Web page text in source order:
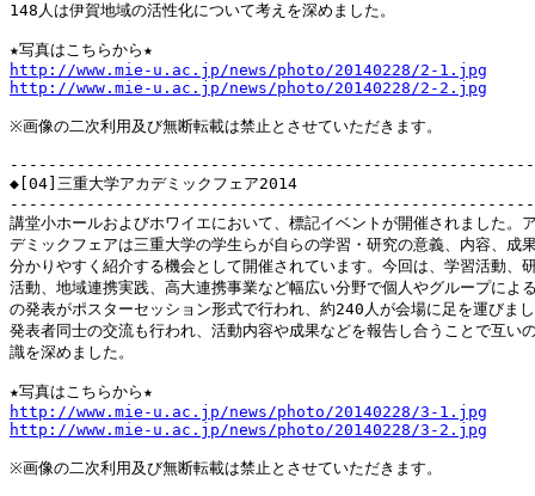
148人は伊賀地域の活性化について考えを深めました。
http://www.mie-u.ac.jp/news/photo/20140228/2-1.jpg
http://www.mie-u.ac.jp/news/photo/20140228/2-2.jpg
※画像の二次利用及び無断転載は禁止とさせていただきます。
◆[04]三重大学アカデミックフェア2014
講堂小ホールおよびホワイエにおいて、標記イベントが開催されました。
デミックフェアは三重大学の学生らが自らの学習・研究の意義、内容、成
分かりやすく紹介する機会として開催されています。今回は、学習活動、
活動、地域連携実践、高大連携事業など幅広い分野で個人やグループによ
の発表がポスターセッション形式で行われ、約240人が会場に足を運びま
発表者同士の交流も行われ、活動内容や成果などを報告し合うことで互い
識を深めました。
http://www.mie-u.ac.jp/news/photo/20140228/3-1.jpg
http://www.mie-u.ac.jp/news/photo/20140228/3-2.jpg
※画像の二次利用及び無断転載は禁止とさせていただきます。